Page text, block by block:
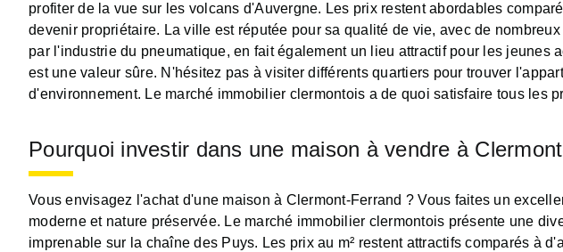
profiter de la vue sur les volcans d'Auvergne. Les prix restent abordables
devenir propriétaire. La ville est réputée pour sa qualité de vie, avec de
par l'industrie du pneumatique, en fait également un lieu attractif pour les
est une valeur sûre. N'hésitez pas à visiter différents quartiers pour trouver
d'environnement. Le marché immobilier clermontois a de quoi satisfaire tous les
Pourquoi investir dans une maison à vendre à
Vous envisagez l'achat d'une maison à Clermont-Ferrand ? Vous faites un
moderne et nature préservée. Le marché immobilier clermontois présente une
imprenable sur la chaîne des Puys. Les prix au m² restent attractifs comparés à